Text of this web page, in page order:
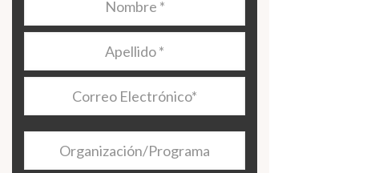
Electrónico *
Organización/Programa